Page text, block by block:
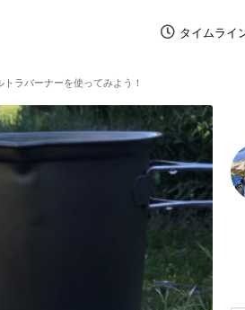
タイムライ
ラバーナーを使ってみよう！